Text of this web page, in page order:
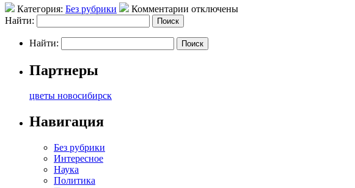
Категория: Без рубрики
Комментарии отключены
Найти:
Найти:
Партнеры
цветы новосибирск
Навигация
Без рубрики
Интересное
Наука
Политика